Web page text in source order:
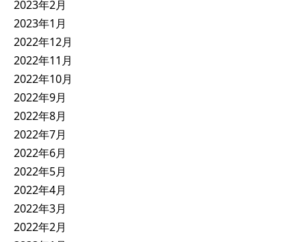
2023年2月
2023年1月
2022年12月
2022年11月
2022年10月
2022年9月
2022年8月
2022年7月
2022年6月
2022年5月
2022年4月
2022年3月
2022年2月